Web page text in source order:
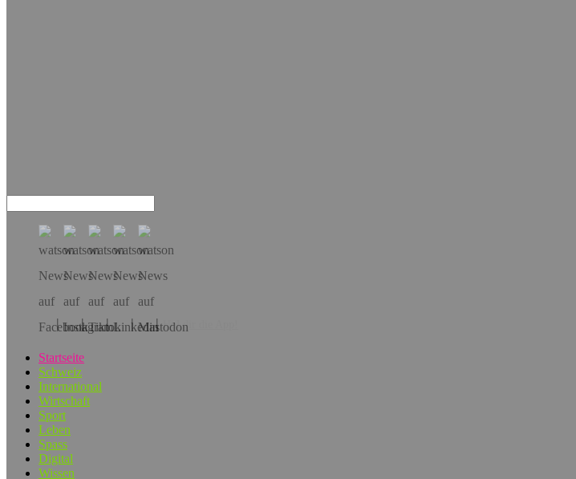
Hol dir die App!
Startseite
Schweiz
International
Wirtschaft
Sport
Leben
Spass
Digital
Wissen